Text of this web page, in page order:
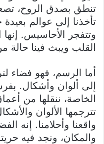
تنطق بصدق الروح،
تأخذنا إلى عوالم
وتتفجر الأحاسيس.
القلب ويبث فينا حالة
أما الرسم، فهو فضاء
إلى ألوان وأشكال.
الخاصة، ننقلها من
تترجمها الألوان
واقعنا وأحلامنا. إنه
والمكان، ونجد فيه